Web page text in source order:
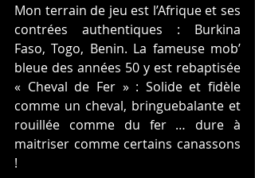
Mon terrain de jeu est l’Afrique et ses
contrées authentiques : Burkina
Faso, Togo, Benin. La fameuse mob’
bleue des années 50 y est rebaptisée
« Cheval de Fer » : Solide et fidèle
comme un cheval, bringuebalante et
rouillée comme du fer … dure à
maitriser comme certains canassons
!